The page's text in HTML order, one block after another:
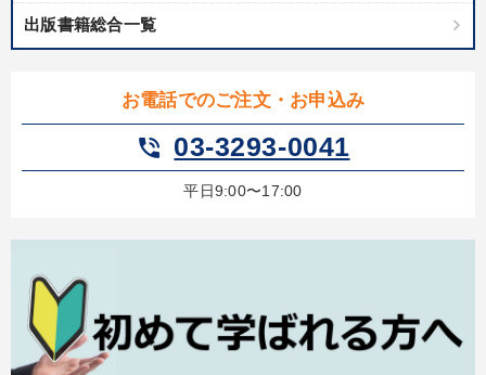
出版書籍総合一覧
お電話でのご注文・お申込み
phone_in_talk 03-3293-0041
平日9:00〜17:00